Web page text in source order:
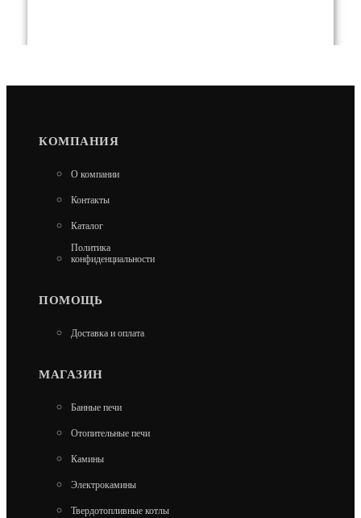
900 ШКАФ (HS-KU-SH900K) HELIOS
29 500
КОМПАНИЯ
О компании
Контакты
Каталог
Политика
конфиденциальности
ПОМОЩЬ
Доставка и оплата
МАГАЗИН
Банные печи
Отопительные печи
Камины
Электрокамины
Твердотопливные котлы